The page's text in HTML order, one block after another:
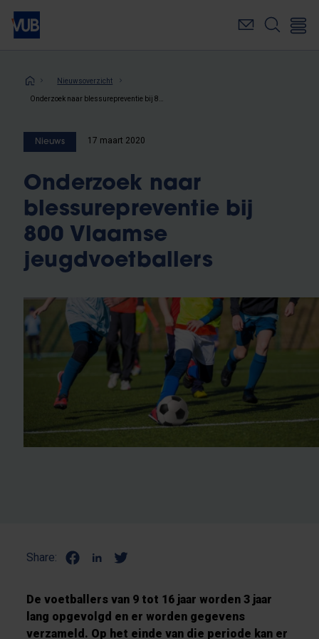
Overslaan
naar
inhoudKruimelpad
Nieuwsoverzicht
Nieuws 17 maart 2020
Onderzoek naar
blessurepreventie bij
800 Vlaamse
jeugdvoetballers
Share:
De voetballers van 9 tot 16 jaar worden 3 jaar
lang opgevolgd en er worden gegevens
verzameld. Op het einde van die periode kan er